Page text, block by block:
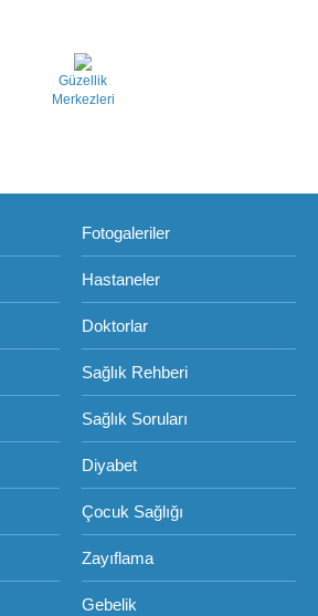
Güzellik
Merkezleri
Fotogaleriler
Hastaneler
Doktorlar
Sağlık Rehberi
Sağlık Soruları
Diyabet
Çocuk Sağlığı
Zayıflama
Gebelik